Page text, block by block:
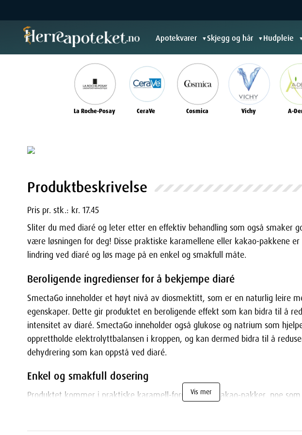
Apotekvarer ▼Skjegg og hår ▼ Hudpleie
La Roche-Posay CeraVe Cosmica Vichy A-
Produktbeskrivelse
Pris pr. stk.: kr. 17.45
Sliter du med diaré og leter etter en effektiv behandling som også smaker
være løsningen for deg! Disse praktiske karamellene eller kakao-pakkene
lindring ved diaré og løs mage på en enkel og smakfull måte.
Beroligende ingredienser for å bekjempe diaré
SmectaGo inneholder et høyt nivå av diosmektitt, som er en naturlig leire
egenskaper. Dette gir produktet en beroligende effekt som kan bidra til å
intensitet av diaré. SmectaGo inneholder også glukose og natrium som
opprettholde elektrolyttbalansen i kroppen, og kan dermed bidra til å
dehydrering som kan oppstå ved diaré.
Enkel og smakfull dosering
Produktet kommer i praktiske karamell-former eller kakao-pakker, noe som
Vis mer